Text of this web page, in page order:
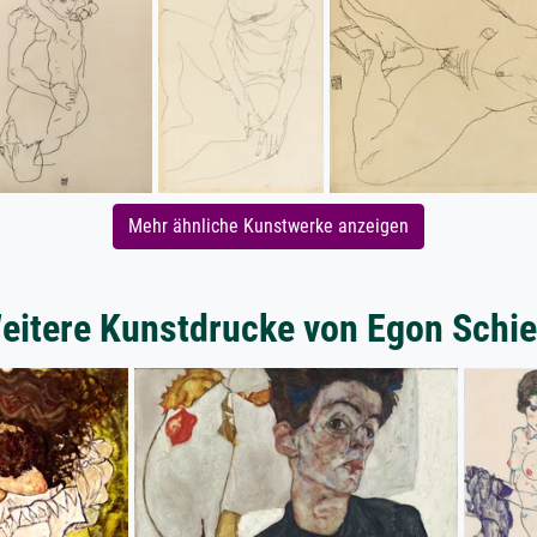
Mehr ähnliche Kunstwerke anzeigen
Kunstdrucke von Egon